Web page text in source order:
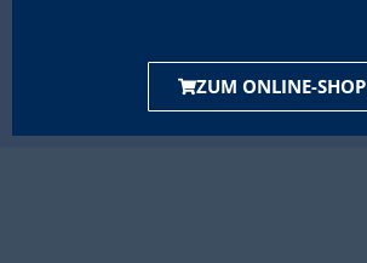
ZUM ONLINE-SHOP